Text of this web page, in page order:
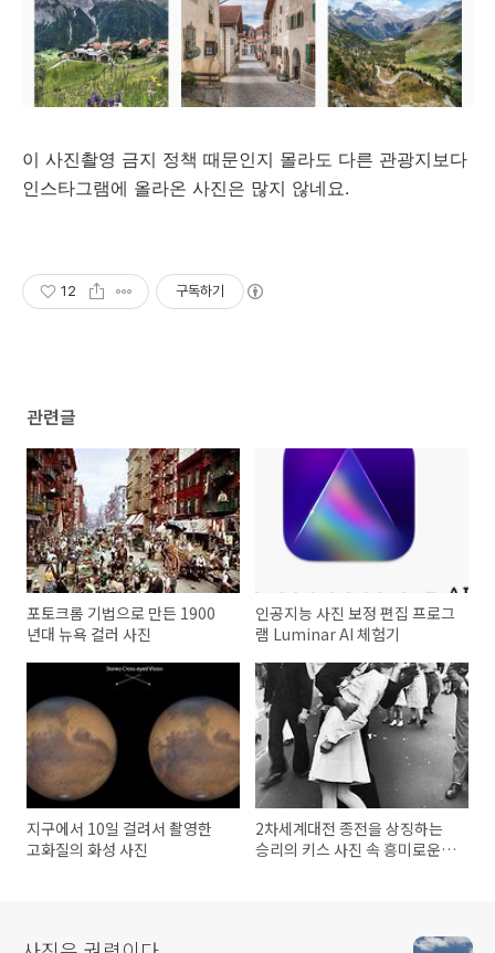
이 사진촬영 금지 정책 때문인지 몰라도 다른 관광지보다
인스타그램에 올라온 사진은 많지 않네요.
12 구독하기
관련글
포토크롬 기법으로 만든 1900
년대 뉴욕 컬러 사진
인공지능 사진 보정 편집 프로그
램 Luminar AI 체험기
지구에서 10일 걸려서 촬영한
고화질의 화성 사진
2차세계대전 종전을 상징하는
승리의 키스 사진 속 흥미로운